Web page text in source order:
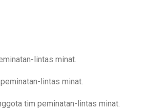
lintas minat.
lintas minat.
tim peminatan-lintas minat.